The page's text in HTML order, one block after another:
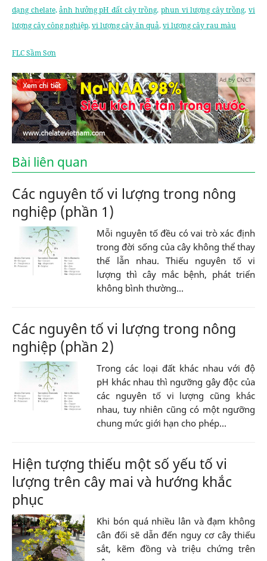
dạng chelate,ảnh hưởng pH đất cây trồng, phun vi lượng cây trồng,vi
lượng cây công nghiệp,vi lượng cây ăn quả,vi lượng cây rau màu
FLC Sầm Sơn
Ad by CNCT
Bài liên quan
Các nguyên tố vi lượng trong nông
nghiệp (phần 1)
Mỗi nguyên tố đều có vai trò xác định
trong đời sống của cây không thể thay
thế lẫn nhau. Thiếu nguyên tố vi
lượng thì cây mắc bệnh, phát triển
không bình thường...
Các nguyên tố vi lượng trong nông
nghiệp (phần 2)
Trong các loại đất khác nhau với độ
pH khác nhau thì ngưỡng gây độc của
các nguyên tố vi lượng cũng khác
nhau, tuy nhiên cũng có một ngưỡng
chung mức giới hạn cho phép...
Hiện tượng thiếu một số yếu tố vi
lượng trên cây mai và hướng khắc
phục
Khi bón quá nhiều lân và đạm không
cân đối sẽ dẫn đến nguy cơ cây thiếu
sắt, kẽm đồng và triệu chứng trên